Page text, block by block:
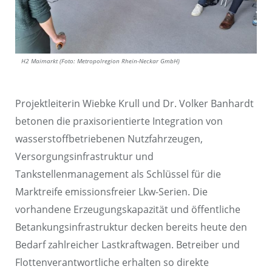
H2 Maimarkt (Foto: Metropolregion Rhein-Neckar GmbH)
Projektleiterin Wiebke Krull und Dr. Volker Banhardt
betonen die praxisorientierte Integration von
wasserstoffbetriebenen Nutzfahrzeugen,
Versorgungsinfrastruktur und
Tankstellenmanagement als Schlüssel für die
Marktreife emissionsfreier Lkw-Serien. Die
vorhandene Erzeugungskapazität und öffentliche
Betankungsinfrastruktur decken bereits heute den
Bedarf zahlreicher Lastkraftwagen. Betreiber und
Flottenverantwortliche erhalten so direkte